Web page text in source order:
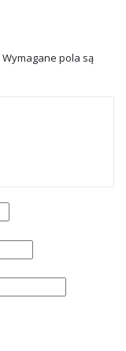
Wymagane pola są